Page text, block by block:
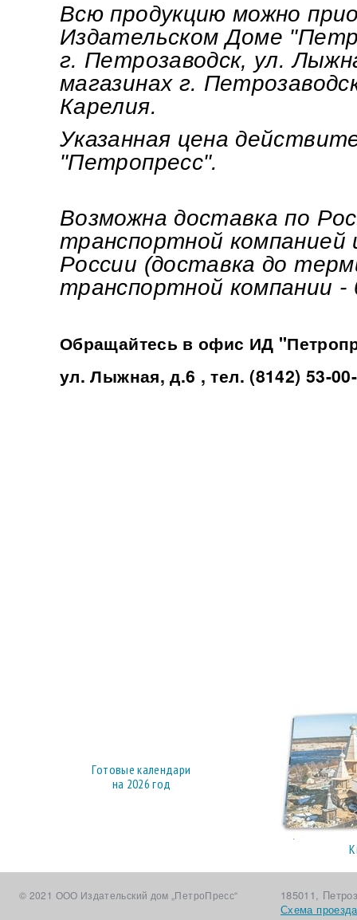
Всю продукцию можно
Издательском Доме
г. Петрозаводск, ул.
магазинах г.
Карелия.
Указанная цена
"Петропресс".
Возможна доставка по
транспортной компанией
России (доставка до
транспортной компании -
Обращайтесь в офис ИД
ул. Лыжная, д.6 , тел. (8142) 53-
Готовые календари
на 2026 год
© 2021 ООО Издательский дом „ПетроПресс“
185011,
Схема проезда